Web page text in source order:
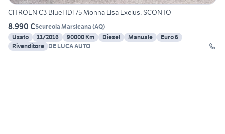
CITROEN C3 BlueHDi 75 Monna Lisa Exclus. SCONTO
8.990 €Scurcola Marsicana (AQ)
Usato
11/2016 90000 Km Diesel Manuale
Euro 6
Rivenditore DE LUCA AUTO